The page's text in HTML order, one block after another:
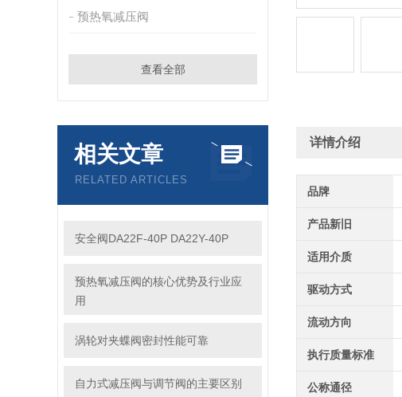
预热氧减压阀
查看全部
相关文章
RELATED ARTICLES
安全阀DA22F-40P DA22Y-40P
预热氧减压阀的核心优势及行业应
用
涡轮对夹蝶阀密封性能可靠
自力式减压阀与调节阀的主要区别
详情介绍
品牌
产品新旧
适用介质
驱动方式
流动方向
执行质量标准
公称通径